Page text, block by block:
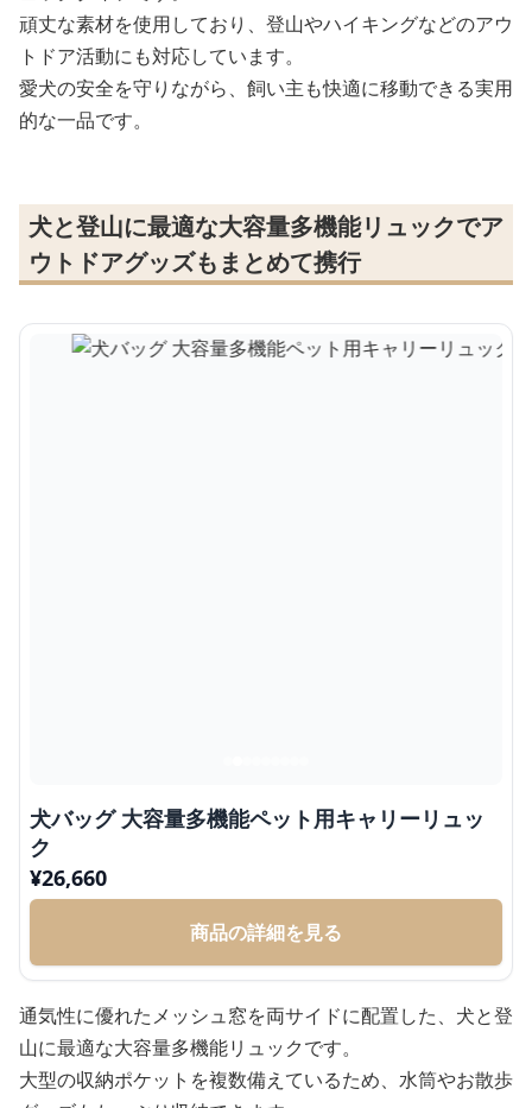
頑丈な素材を使用しており、登山やハイキングなどのアウ
トドア活動にも対応しています。
愛犬の安全を守りながら、飼い主も快適に移動できる実用
的な一品です。
犬と登山に最適な大容量多機能リュックでア
ウトドアグッズもまとめて携行
犬バッグ 大容量多機能ペット用キャリーリュッ
ク
¥26,660
商品の詳細を見る
通気性に優れたメッシュ窓を両サイドに配置した、犬と登
山に最適な大容量多機能リュックです。
大型の収納ポケットを複数備えているため、水筒やお散歩